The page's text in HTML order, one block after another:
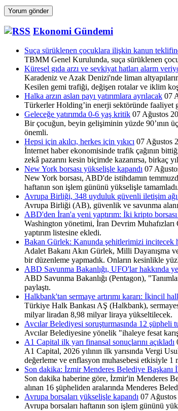
Ekonomi Gündemi
Suça sürüklenen çocuklara ilişkin kanun
TBMM Genel Kurulunda, suça sürüklenen
Küresel gıda arzı ve sevkiyat hatları alarm
Karadeniz ve Azak Denizi'nde liman
Kesilen gemi trafiği, değişen rotalar ve iklim
Halka arzın aslan payı yatırımlara ayrılacak 07
Türkerler Holding’in enerji sektöründe faaliyet
Geleceğe yatırımda 0-6 yaş kritik 07 Ağustos
Bir çocuğun, beyin gelişiminin yüzde 90’ının
önemli.
Hepsi için akılcı, herkes için yıkıcı 07 Ağustos
İnternet haber ekonomisinde trafik çağının
zekâ pazarını kesin biçimde kazanırsa, birkaç
New York borsası yükselişle kapandı 07
New York borsası, ABD'de istihdamın
haftanın son işlem gününü yükselişle tamamladı.
Avrupa Birliği, 348 uyduluk güvenli iletişim
Avrupa Birliği (AB), güvenlik ve savunma
ABD'den İran'a yeni yaptırım: İki kripto borsası
Washington yönetimi, İran Devrim Muhafızları
yaptırım listesine ekledi.
Bakan Gürlek: Kanunda şehitlerimizi incitecek
Adalet Bakanı Akın Gürlek, Milli Dayanışma
bir düzenleme yapmadık. Onların kesinlikle
ABD Savunma Bakanlığı, UFO'lar hakkında
ABD Savunma Bakanlığı (Pentagon),
paylaştı.
Halkbank'tan sermaye artırımı kararı: İkincil
Türkiye Halk Bankası AŞ (Halkbank),
milyar liradan 8,98 milyar liraya yükseltilecek.
Avcılar Belediyesi soruşturmasında 12 şüpheli
Avcılar Belediyesine yönelik "ihaleye fesat
A1 Capital ilk yarı finansal sonuçlarını açıkladı
A1 Capital, 2026 yılının ilk yarısında Vergi
değerleme ve enflasyon muhasebesi etkisiyle 1
Son dakika: İzmir Menderes Belediye Başkanı
Son dakika haberine göre, İzmir'in Menderes
alınan 16 şüpheliden aralarında Menderes
Avrupa borsaları yükselişle kapandı 07
Avrupa borsaları haftanın son işlem gününü